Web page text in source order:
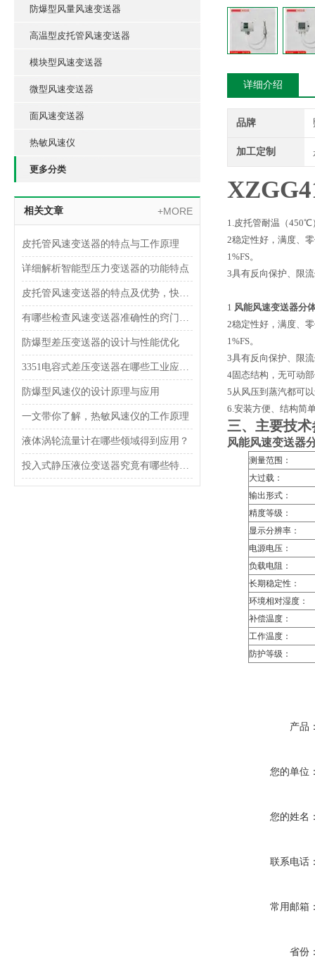
防爆型风量风速变送器
高温型皮托管风速变送器
模块型风速变送器
微型风速变送器
面风速变送器
热敏风速仪
更多分类
相关文章 +MORE
皮托管风速变送器的特点与工作原理
详细解析智能型压力变送器的功能特点
皮托管风速变送器的特点及优势，快来了解一下吧
有哪些检查风速变送器准确性的窍门的方法？
防爆型差压变送器的设计与性能优化
3351电容式差压变送器在哪些工业应用中使用？
防爆型风速仪的设计原理与应用
一文带你了解，热敏风速仪的工作原理
液体涡轮流量计在哪些领域得到应用？
投入式静压液位变送器究竟有哪些特点呢？
详细介绍
品牌
加工定制
1.皮托管耐温（450℃
2稳定性好，满度、
1%FS。
3具有反向保护、限
1 风能风速变送器分
2稳定性好，满度、
1%FS。
3具有反向保护、限
4固态结构，无可动
5从风压到蒸汽都可
6.安装方便、结构简
三、主要技术
风能风速变送器
测量范围：
大过载：
输出形式：
精度等级：
显示分辨率：
电源电压：
负载电阻：
长期稳定性：
环境相对湿度：
补偿温度：
工作温度：
防护等级：
产品
您的单位
您的姓名
联系电话
常用邮箱
省份